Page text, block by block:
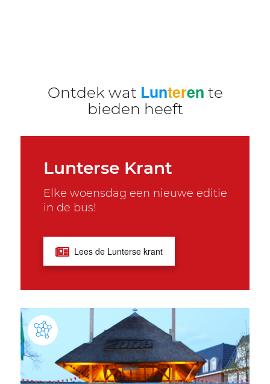
Ontdek wat Lunteren te
bieden heeft
Lunterse Krant
Elke woensdag een nieuwe editie
in de bus!
Lees de Lunterse krant